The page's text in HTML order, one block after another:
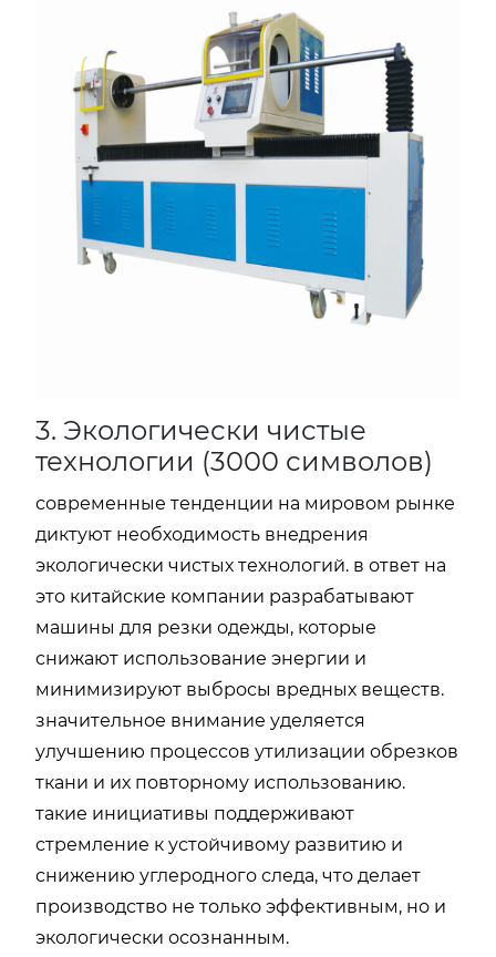
3. Экологически чистые
технологии (3000 символов)
современные тенденции на мировом рынке
диктуют необходимость внедрения
экологически чистых технологий. в ответ на
это китайские компании разрабатывают
машины для резки одежды, которые
снижают использование энергии и
минимизируют выбросы вредных веществ.
значительное внимание уделяется
улучшению процессов утилизации обрезков
ткани и их повторному использованию.
такие инициативы поддерживают
стремление к устойчивому развитию и
снижению углеродного следа, что делает
производство не только эффективным, но и
экологически осознанным.